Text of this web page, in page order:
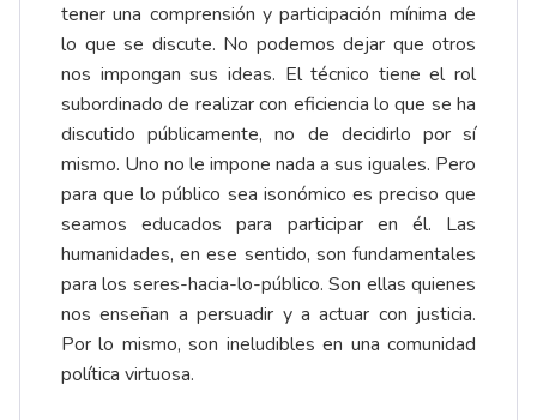
tener una comprensión y participación mínima de
lo que se discute. No podemos dejar que otros
nos impongan sus ideas. El técnico tiene el rol
subordinado de realizar con eficiencia lo que se ha
discutido públicamente, no de decidirlo por sí
mismo. Uno no le impone nada a sus iguales. Pero
para que lo público sea isonómico es preciso que
seamos educados para participar en él. Las
humanidades, en ese sentido, son fundamentales
para los seres-hacia-lo-público. Son ellas quienes
nos enseñan a persuadir y a actuar con justicia.
Por lo mismo, son ineludibles en una comunidad
política virtuosa.